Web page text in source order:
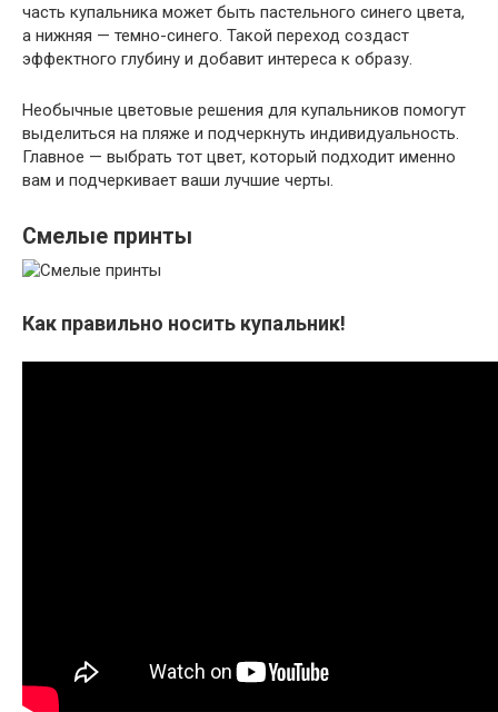
часть купальника может быть пастельного синего цвета,
а нижняя — темно-синего. Такой переход создаст
эффектного глубину и добавит интереса к образу.
Необычные цветовые решения для купальников помогут
выделиться на пляже и подчеркнуть индивидуальность.
Главное — выбрать тот цвет, который подходит именно
вам и подчеркивает ваши лучшие черты.
Смелые принты
Как правильно носить купальник!